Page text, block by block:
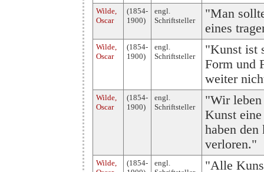
Wilde,
Oscar
(1854-
1900)
engl.
Schriftsteller
"Man
eines
Wilde,
Oscar
(1854-
1900)
engl.
Schriftsteller
"Kunst ist
Form und
weiter
Wilde,
Oscar
(1854-
1900)
engl.
Schriftsteller
"Wir
Kunst
haben
verloren."
Wilde,
(1854-
engl.
"Alle